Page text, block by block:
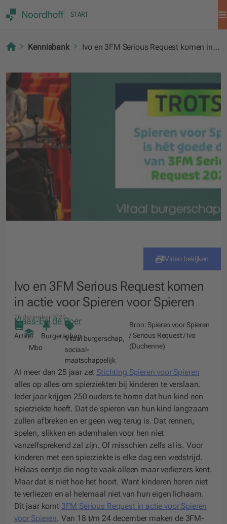
START
Kennisbank Ivo en 3FM Serious Request komen in actie voor Spieren voor Spieren
Video bekijken
Ivo en 3FM Serious Request komen
in actie voor Spieren voor Spieren
16 december 2025
Klaas-Eel de Boer
Artikel
Mbo
BurgerschapVitaal burgerschap,
sociaal-
maatschappelijk
Bron: Spieren voor Spieren
/ Serious Request / Ivo
(Duchenne)
Al meer dan 25 jaar zet Stichting Spieren voor Spieren
alles op alles om spierziekten bij kinderen te verslaan.
Ieder jaar krijgen 250 ouders te horen dat hun kind een
spierziekte heeft. Dat de spieren van hun kind langzaam
zullen afbreken en er geen weg terug is. Dat rennen,
spelen, slikken en ademhalen voor hen niet
vanzelfsprekend zal zijn. Of misschien zelfs al is. Voor
kinderen met een spierziekte is elke dag een wedstrijd.
Helaas eentje die nog te vaak alleen maar verliezers kent.
Maar dat is niet hoe het hoort. Want kinderen horen niet
te verliezen en al helemaal niet van hun eigen lichaam.
Dit jaar komt 3FM Serious Request in actie voor Spieren
voor Spieren. Van 18 t/m 24 december maken de 3FM-